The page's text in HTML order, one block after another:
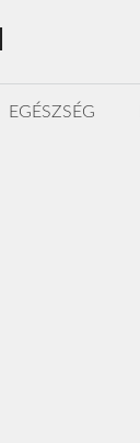
EGÉSZSÉG